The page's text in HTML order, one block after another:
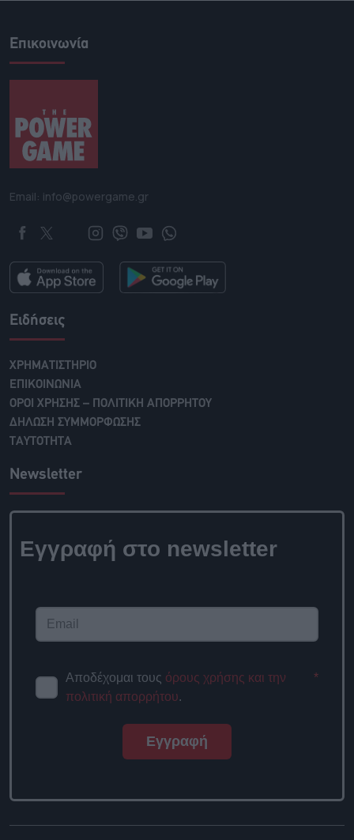
Επικοινωνία
Email: info@powergame.gr
Ειδήσεις
ΧΡΗΜΑΤΙΣΤΗΡΙΟ
ΕΠΙΚΟΙΝΩΝΙΑ
ΟΡΟΙ ΧΡΗΣΗΣ – ΠΟΛΙΤΙΚΗ ΑΠΟΡΡΗΤΟΥ
ΔΗΛΩΣΗ ΣΥΜΜΟΡΦΩΣΗΣ
ΤΑΥΤΟΤΗΤΑ
Newsletter
Εγγραφή στο newsletter
Αποδέχομαι τους όρους χρήσης και την
πολιτική απορρήτου.
*
Εγγραφή